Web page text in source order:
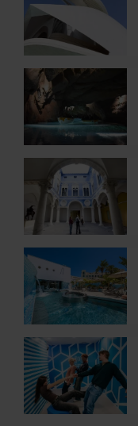
València
guiades
per
conéixer
els
secrets
del
Palau
Descobreix
les
Coves
de
Sant
Josep,
secret
millor
guardat
terra
prop
de…
Exposició
permanent
Museu
de
Belles
Arts
València
Els
millors
spas
per
a
un
dia
de
relax
a
Museu
de
les
Il·lusions
de